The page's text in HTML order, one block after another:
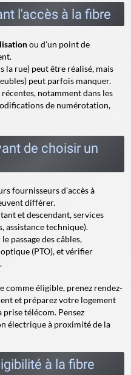
l'accès à la fibre
ou d'un point de
la rue) peut être réalisé, mais
peut parfois manquer.
notamment dans les
de numérotation,
de choisir un
fournisseurs d'accès à
différer.
et descendant, services
assistance technique).
passage des câbles,
(PTO), et vérifier
comme éligible, prenez rendez-
et préparez votre logement
prise télécom. Pensez
électrique à proximité de la
à la fibre